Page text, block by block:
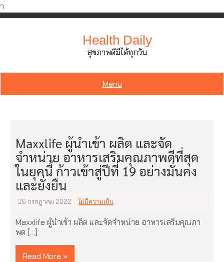
ำ
Skip
Health Daily
สุขภาพดีมีได้ทุกวัน
Menu
Maxxlife ผู้นำเข้า ผลิต และจัด
จำหน่าย อาหารเสริมคุณภาพดีที่สุด
ในยุคนี้ ก้าวเข้าสู่ปีที่ 19 อย่างมั่นคง
และยั่งยืน
26 กรกฎาคม 2022 ไม่มีความเห็น
Maxxlife ผู้นำเข้า ผลิต และจัดจำหน่าย อาหารเสริมคุณภา
พด […]
Read More »